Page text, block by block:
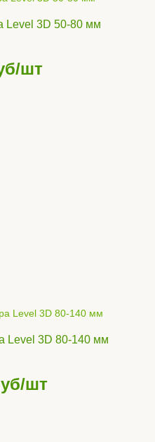
Level 3D 50-80 мм
шт
Level 3D 80-140 мм
шт